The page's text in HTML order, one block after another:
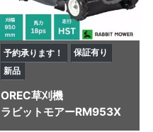
予約承ります！
保証有り
新品
OREC草刈機
ラビットモアーRM953X